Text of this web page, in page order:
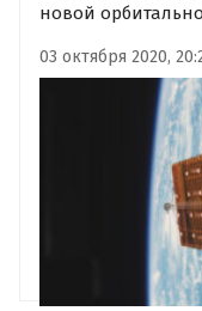
новой
туристов.
служебной
РКК «Энергия».
03 октября 2020,